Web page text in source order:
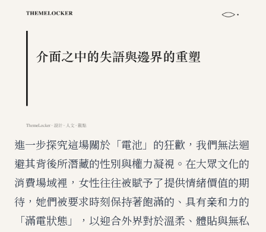
進一步探究這場關於「電池」的狂歡，我們無法迴
避其背後所潛藏的性別與權力凝視。在大眾文化的
消費場域裡，女性往往被賦予了提供情緒價值的期
待，她們被要求時刻保持著飽滿的、具有亲和力的
「滿電狀態」，以迎合外界對於溫柔、體貼與無私